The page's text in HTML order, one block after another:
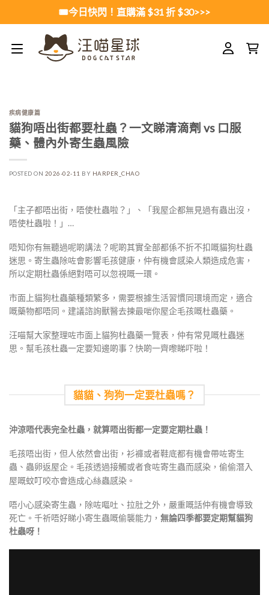
🎟️今日快閃！直購滿 $31 折 $30>>>
疾病健康篇
貓狗唔出街都要杜蟲？一文睇清滴劑 vs 口服
藥、體內外寄生蟲風險
POSTED ON 2026-02-11 BY HARPER_CHAO
「主子都唔出街，唔使杜蟲啦？」、「我屋企都無見過有蟲出沒，
唔使杜蟲啦！」…
唔知你有無聽過呢啲講法？呢啲其實全部都係不折不扣嘅貓狗杜蟲
迷思。寄生蟲除咗會影響毛孩健康，仲有機會感染人類造成危害，
所以定期杜蟲係絕對唔可以忽視嘅一環。
市面上貓狗杜蟲藥種類繁多，需要根據生活習慣同環境而定，適合
嘅藥物都唔同。建議諮詢獸醫去揀最啱你屋企毛孩嘅杜蟲藥。
汪喵幫大家整理咗市面上貓狗杜蟲藥一覽表，仲有常見嘅杜蟲迷
思。幫毛孩杜蟲一定要知邊啲事？快啲一齊嚟睇吓啦！
貓貓、狗狗一定要杜蟲嗎？
沖涼唔代表完全杜蟲，就算唔出街都一定要定期杜蟲！
毛孩唔出街，但人依然會出街，衫褲或者鞋底都有機會帶咗寄生
蟲、蟲卵返屋企。毛孩透過接觸或者食咗寄生蟲而感染，偷偷潛入
屋嘅蚊叮咬亦會造成心絲蟲感染。
唔小心感染寄生蟲，除咗嘔吐、拉肚之外，嚴重嘅話仲有機會導致
死亡。千祈唔好睇小寄生蟲嘅偷襲能力， 無論四季都要定期幫貓狗
杜蟲呀！